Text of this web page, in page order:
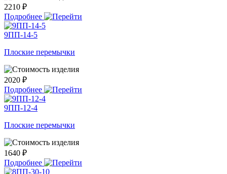
2210 ₽
Подробнее
9ПП-14-5
Плоские перемычки
2020 ₽
Подробнее
9ПП-12-4
Плоские перемычки
1640 ₽
Подробнее